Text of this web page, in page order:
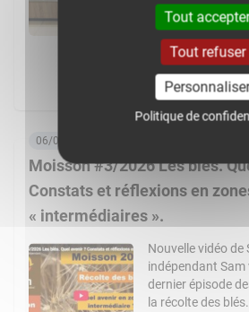
réalise 80 % de
L’usine Frais
(44) pourrait
000 t de fruits et
Un volume réalisé
Moisson #3/2026 Les blés.
Constats et réflexions en
« intermédiaires ».
06/08/2026, 08:00
Nouvelle vidéo
indépendant Sam
dernier épisode
la récolte des
Tout
Tout refuser
Politique de